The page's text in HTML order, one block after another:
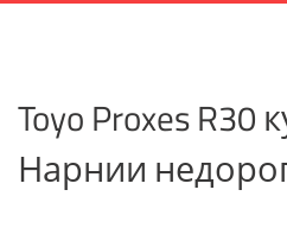
Toyo Proxes R30
Нарнии